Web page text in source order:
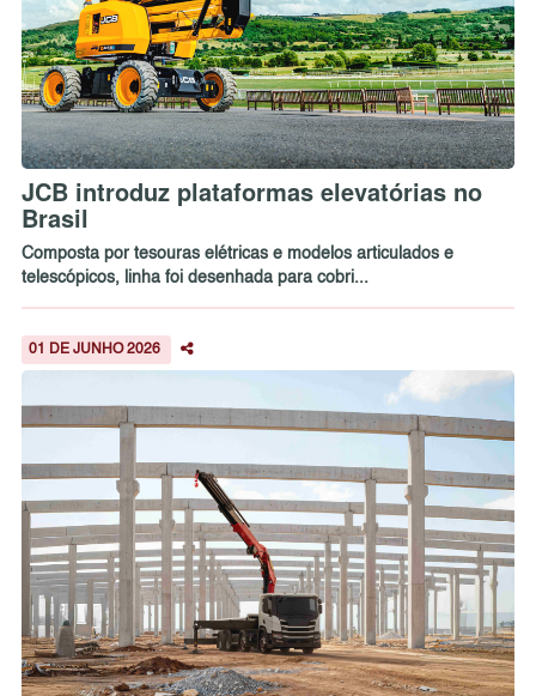
JCB introduz plataformas elevatórias no
Brasil
Composta por tesouras elétricas e modelos articulados e
telescópicos, linha foi desenhada para cobri...
01 DE JUNHO 2026